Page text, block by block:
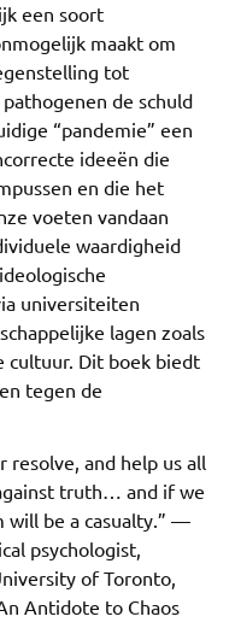
een soort
maakt om
tot
de schuld
“pandemie” een
ideeën die
en die het
voeten vandaan
waardigheid
universiteiten
lagen zoals
cultuur. Dit boek biedt
tegen de
resolve, and help us all
truth… and if we
will be a casualty.” —
psychologist,
of Toronto,
Antidote to Chaos